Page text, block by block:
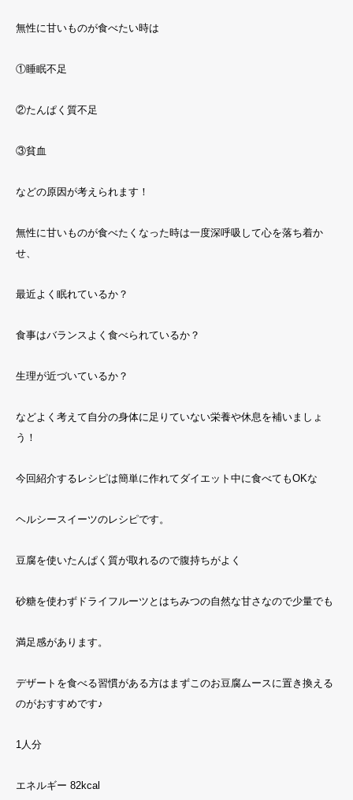
無性に甘いものが食べたい時は
①睡眠不足
②たんぱく質不足
③貧血
などの原因が考えられます！
無性に甘いものが食べたくなった時は一度深呼吸して心を落ち着か
せ、
最近よく眠れているか？
食事はバランスよく食べられているか？
生理が近づいているか？
などよく考えて自分の身体に足りていない栄養や休息を補いましょ
う！
今回紹介するレシピは簡単に作れてダイエット中に食べてもOKな
ヘルシースイーツのレシピです。
豆腐を使いたんぱく質が取れるので腹持ちがよく
砂糖を使わずドライフルーツとはちみつの自然な甘さなので少量でも
満足感があります。
デザートを食べる習慣がある方はまずこのお豆腐ムースに置き換える
のがおすすめです♪
1人分
エネルギー 82kcal